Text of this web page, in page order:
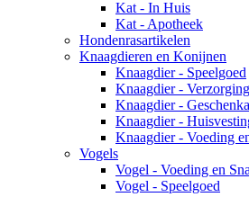
Kat - In Huis
Kat - Apotheek
Hondenrasartikelen
Knaagdieren en Konijnen
Knaagdier - Speelgoed
Knaagdier -
Knaagdier -
Knaagdier -
Knaagdier - Voeding
Vogels
Vogel - Voeding en
Vogel - Speelgoed